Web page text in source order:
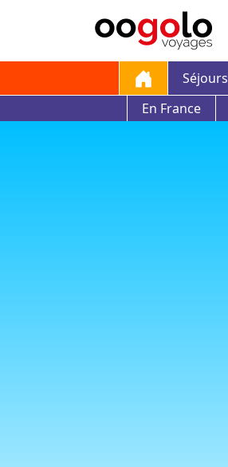
Séjours
En France